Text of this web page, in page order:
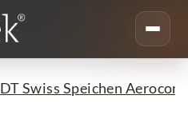
DT Swiss Speichen